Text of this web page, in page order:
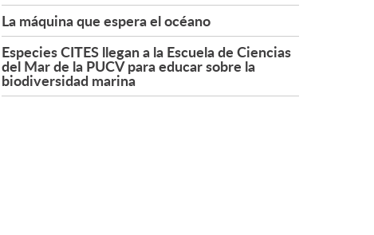
La máquina que espera el océano
Especies CITES llegan a la Escuela de Ciencias
del Mar de la PUCV para educar sobre la
biodiversidad marina